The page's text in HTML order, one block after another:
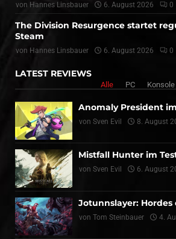
von Hannes Linsbauer 6. August 2026 0
The Division Resurgence startet
Steam
von Hannes Linsbauer 6. August 2026 0
LATEST REVIEWS
Alle PC Konsole
Anomaly President
von Sven Evil 8. August
Mistfall Hunter im
von Sven Evil 6. August
Jotunnslayer: Hordes
von Tom Steinbauer 4.